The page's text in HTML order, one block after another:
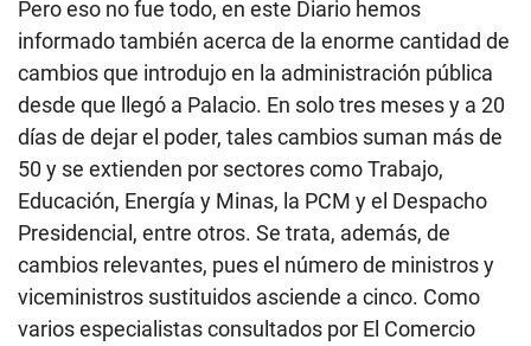
Pero eso no fue todo, en este Diario hemos
informado también acerca de la enorme cantidad de
cambios que introdujo en la administración pública
desde que llegó a Palacio. En solo tres meses y a 20
días de dejar el poder, tales cambios suman más de
50 y se extienden por sectores como Trabajo,
Educación, Energía y Minas, la PCM y el Despacho
Presidencial, entre otros. Se trata, además, de
cambios relevantes, pues el número de ministros y
viceministros sustituidos asciende a cinco. Como
varios especialistas consultados por El Comercio